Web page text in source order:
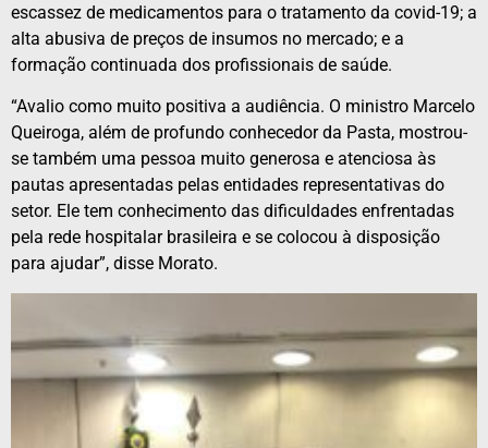
escassez de medicamentos para o tratamento da covid-19; a
alta abusiva de preços de insumos no mercado; e a
formação continuada dos profissionais de saúde.
“Avalio como muito positiva a audiência. O ministro Marcelo
Queiroga, além de profundo conhecedor da Pasta, mostrou-
se também uma pessoa muito generosa e atenciosa às
pautas apresentadas pelas entidades representativas do
setor. Ele tem conhecimento das dificuldades enfrentadas
pela rede hospitalar brasileira e se colocou à disposição
para ajudar”, disse Morato.